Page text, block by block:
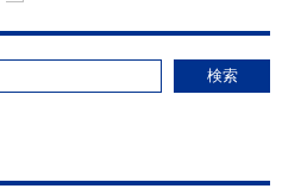
検索